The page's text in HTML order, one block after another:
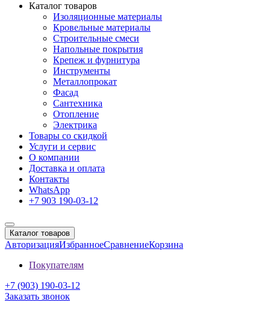
Каталог товаров
Изоляционные материалы
Кровельные материалы
Строительные смеси
Напольные покрытия
Крепеж и фурнитура
Инструменты
Металлопрокат
Фасад
Сантехника
Отопление
Электрика
Товары со скидкой
Услуги и сервис
О компании
Доставка и оплата
Контакты
WhatsApp
+7 903 190-03-12
Каталог товаров
АвторизацияИзбранноеСравнениеКорзина
Покупателям
+7 (903) 190-03-12
Заказать звонок